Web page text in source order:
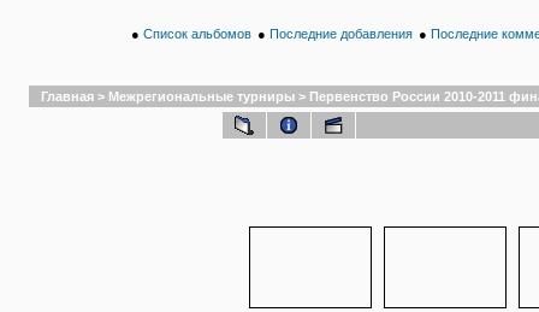
● Список альбомов ● Последние добавления ● Последние
Главная > Межрегиональные турниры > Первенство России 2010-2011